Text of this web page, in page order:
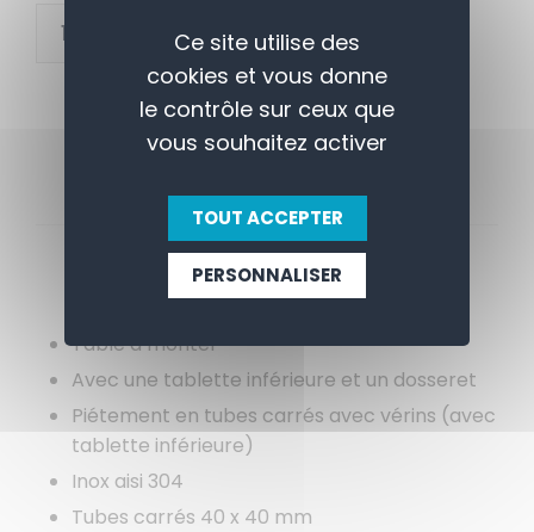
AJOUTER AU PANIER
APERÇU CONTACTEZ-NOUS
Table à monter
Avec une tablette inférieure et un dosseret
Piétement en tubes carrés avec vérins (avec
tablette inférieure)
Inox aisi 304
Tubes carrés 40 x 40 mm
Ce site utilise des
cookies et vous donne
le contrôle sur ceux que
vous souhaitez activer
TOUT ACCEPTER
PERSONNALISER